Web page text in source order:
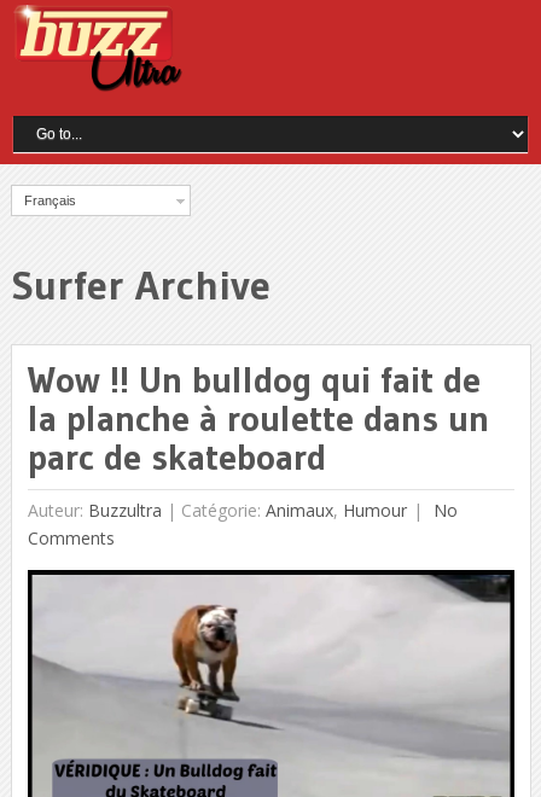
Français
Surfer Archive
Wow !! Un bulldog qui fait de
la planche à roulette dans un
parc de skateboard
Auteur: Buzzultra | Catégorie: Animaux, Humour
No
Comments